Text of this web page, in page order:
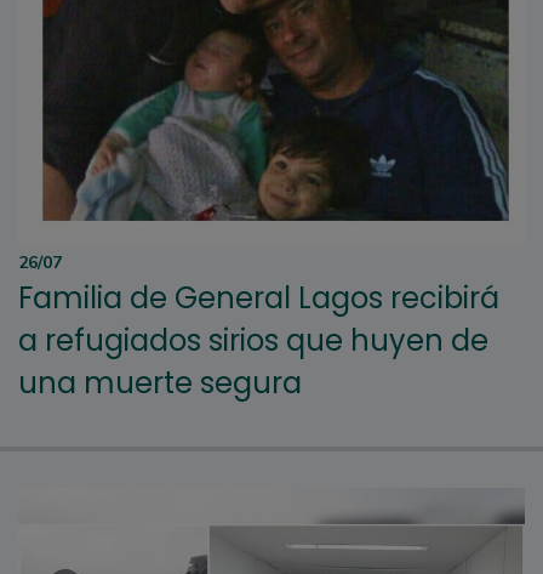
26/07
Familia de General Lagos recibirá
a refugiados sirios que huyen de
una muerte segura